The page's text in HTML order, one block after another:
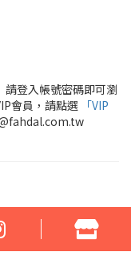
請登入帳號密碼即可瀏
會員，請點選 「VIP